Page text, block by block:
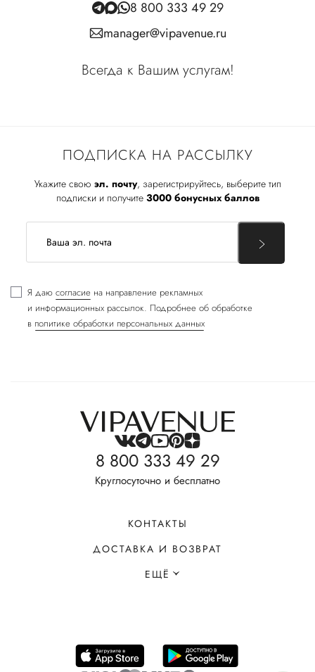
ПОДПИСКА НА РАССЫЛКУ
Укажите свою эл. почту, зарегистрируйтесь, выберите тип
подписки и получите 3000 бонусных баллов
Я даю согласие на направление рекламных
и информационных рассылок. Подробнее об обработке
в политике обработки персональных данных
8 800 333 49 29
manager@vipavenue.ru
Всегда к Вашим услугам!
8 800 333 49 29
Круглосуточно и бесплатно
КОНТАКТЫ
ДОСТАВКА И ВОЗВРАТ
ЕЩЁ